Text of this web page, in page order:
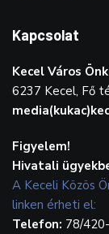
Kapcsolat
Kecel Város
6237 Kecel, Fő
Figyelem!
Hivatali
A Keceli Közös
linken érheti el:
Telefon: 78/